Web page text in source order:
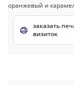
заказать
визиток